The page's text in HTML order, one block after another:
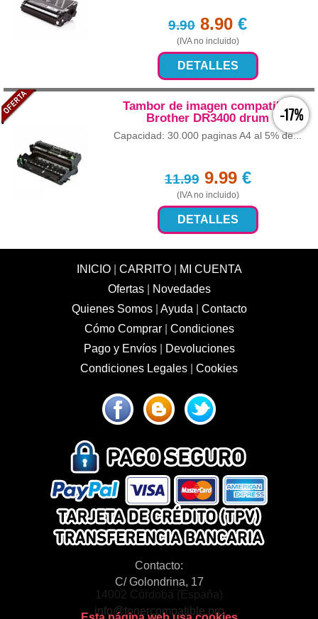
9.90 8.90 €
(IVA no incluido)
DETALLES
-17%
Tambor de imagen compatible
Brother DR3400 drum
Capacidad: 30.000 paginas A4 al 5% de...
11.99 9.99€
(IVA no incluido)
DETALLES
INICIO| CARRITO|
MI CUENTA
Ofertas|
Novedades
Quienes Somos| Ayuda
Contacto
Cómo Comprar| Condiciones
Pago y Envíos|
Devoluciones
Condiciones Legales
Cookies
Contacto:
C/ Golondrina, 17
14002 Córdoba (España)
info@tonercompatible.pro